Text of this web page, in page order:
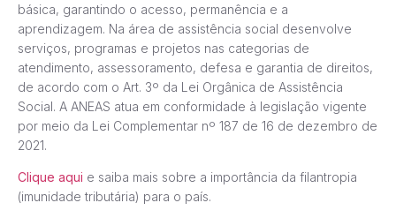
básica, garantindo o acesso, permanência e a
aprendizagem. Na área de assistência social desenvolve
serviços, programas e projetos nas categorias de
atendimento, assessoramento, defesa e garantia de direitos,
de acordo com o Art. 3º da Lei Orgânica de Assistência
Social. A ANEAS atua em conformidade à legislação vigente
por meio da Lei Complementar nº 187 de 16 de dezembro de
2021.
Clique aqui e saiba mais sobre a importância da filantropia
(imunidade tributária) para o país.